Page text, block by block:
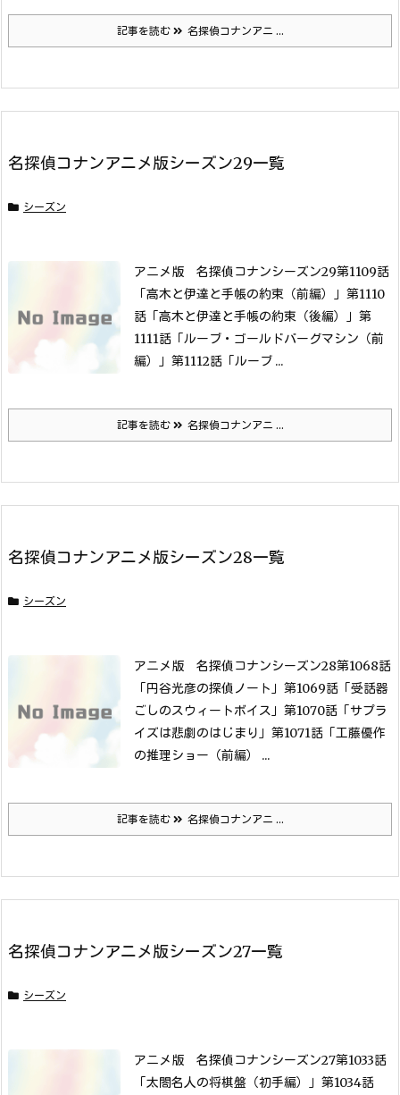
記事を読む 名探偵コナンアニ ...
名探偵コナンアニメ版シーズン29一覧
シーズン
アニメ版 名探偵コナンシーズン29第1109話
「高木と伊達と手帳の約束（前編）」 第1110
話「高木と伊達と手帳の約束（後編）」 第
1111話「ルーブ・ゴールドバーグマシン（前
編）」 第1112話「ルーブ ...
記事を読む 名探偵コナンアニ ...
名探偵コナンアニメ版シーズン28一覧
シーズン
アニメ版 名探偵コナンシーズン28第1068話
「円谷光彦の探偵ノート」 第1069話「受話器
ごしのスウィートボイス」 第1070話「サプラ
イズは悲劇のはじまり」 第1071話「工藤優作
の推理ショー（前編） ...
記事を読む 名探偵コナンアニ ...
名探偵コナンアニメ版シーズン27一覧
シーズン
アニメ版 名探偵コナンシーズン27第1033話
「太閤名人の将棋盤（初手編）」 第1034話